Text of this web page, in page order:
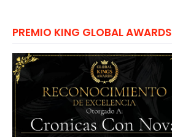
PREMIO KING GLOBAL AWARDS